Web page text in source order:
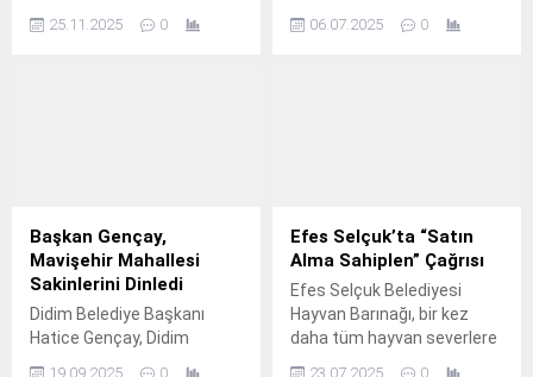
Günü’nde, iki önemli
25.11.2025 0
olan Sporcu Seçme ve
06.07.2025 0
Başkan Gençay,
Mavişehir Mahallesi
Sakinlerini Dinledi
Didim Belediye Başkanı
Hatice Gençay, Didim
19.09.2025 0
Efes Selçuk’ta “Satın
Alma Sahiplen” Çağrısı
Efes Selçuk Belediyesi
Hayvan Barınağı, bir kez
daha tüm hayvan severlere
23.07.2025 0